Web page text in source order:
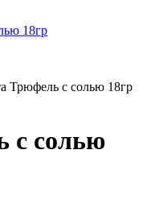
Трюфель с солью 18гр
с солью